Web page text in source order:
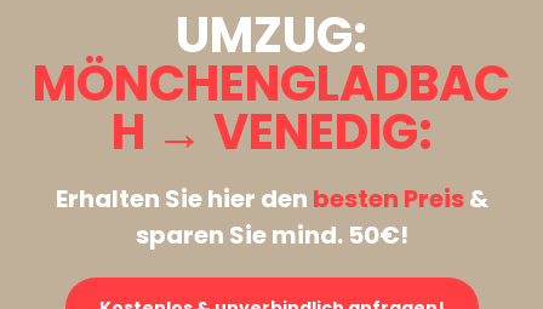
UMZUG:
MÖNCHENGLADBAC
H → VENEDIG:
Erhalten Sie hier den besten Preis&
sparen Sie mind. 50€!